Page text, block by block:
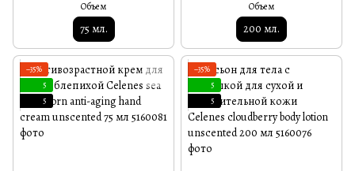
Объем
75 мл.
Объем
200 мл.
−35%
5
5
−35%
5
5